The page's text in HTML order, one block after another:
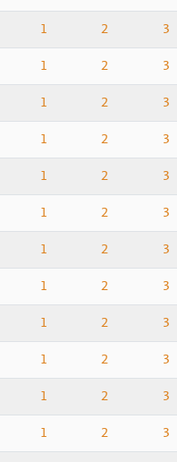
1 2 3
1 2 3
1 2 3
1 2 3
1 2 3
1 2 3
1 2 3
1 2 3
1 2 3
1 2 3
1 2 3
1 2 3